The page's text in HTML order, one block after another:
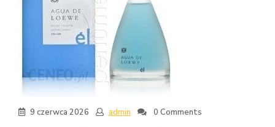
9 czerwca 2026 admin 0 Comments